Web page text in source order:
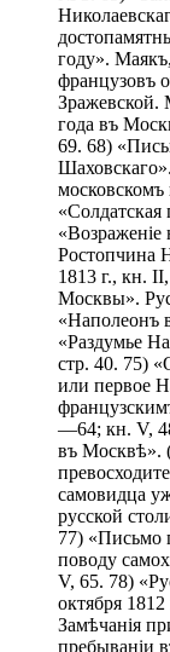
году».
французовъ
Зражевской.
года въ
69. 68)
«Солдатская
Ростопчина
1813 г., кн.
Москвы».
«Наполеонъ
«Раздумье
стр. 40. 75)
или первое
—64; кн. V,
въ Москвѣ».
самовидца
русской
77) «Письмо
поводу
V, 65. 78)
октября
Замѣчанія
пребываніи